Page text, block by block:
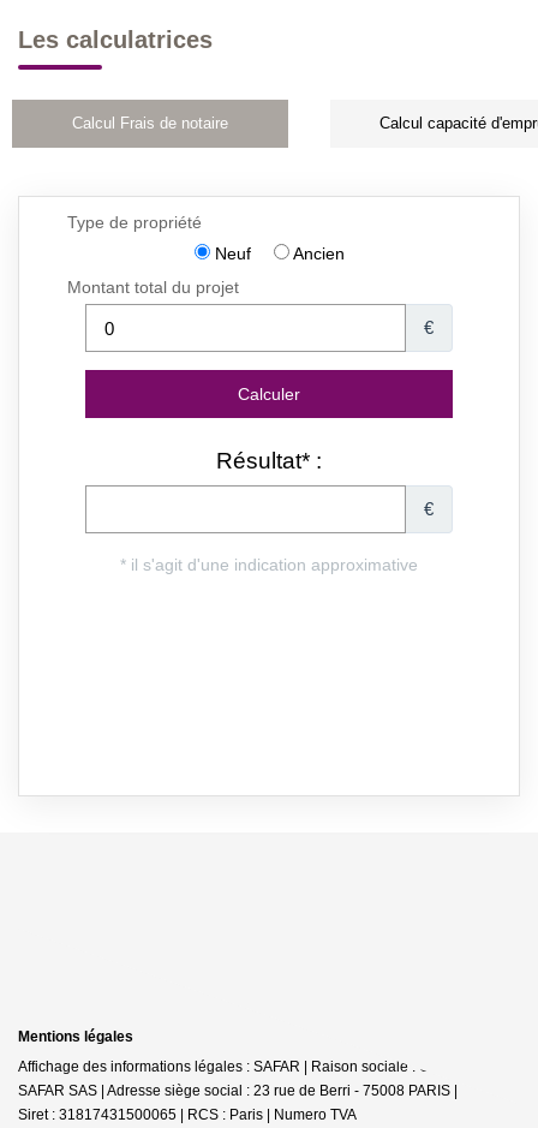
Les calculatrices
Calcul Frais de notaire Calcul capacité
Mentions légales
Affichage des informations légales : SAFAR | Raison sociale : GERARD
SAFAR SAS | Adresse siège social : 23 rue de Berri - 75008 PARIS |
Siret : 31817431500065 | RCS : Paris | Numero TVA